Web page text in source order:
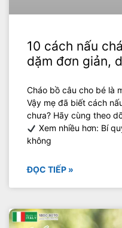
10 cách nấu
dặm đơn giản,
Cháo bồ câu cho bé là
Vậy mẹ đã biết cách
chưa? Hãy cùng theo
Xem nhiều hơn: Bí
không
ĐỌC TIẾP »